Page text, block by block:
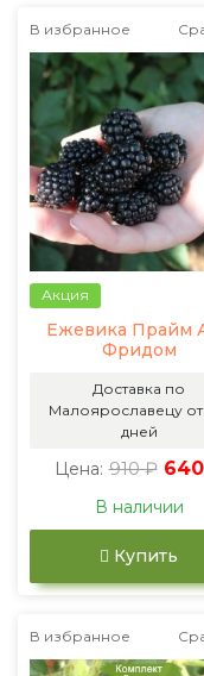
В избранное
Акция
Ежевика Прайм
Фридом
Доставка по
Малоярославецу от
дней
Цена: 910 ₽
В наличии
Купить
В избранное